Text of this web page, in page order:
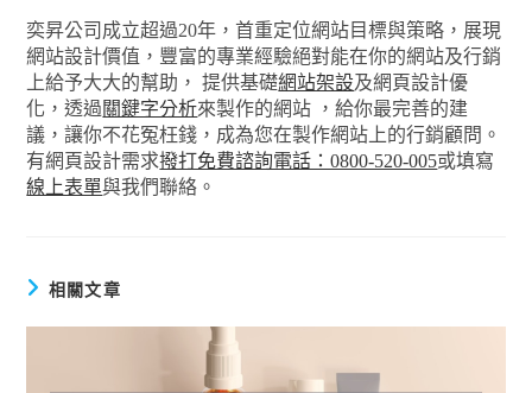
奕昇公司成立超過20年，首重定位網站目標與策略，展現
網站設計價值，豐富的專業經驗絕對能在你的網站及行銷
上給予大大的幫助， 提供基礎網站架設及網頁設計優
化，透過關鍵字分析來製作的網站 ，給你最完善的建
議，讓你不花冤枉錢，成為您在製作網站上的行銷顧問。
有網頁設計需求撥打免費諮詢電話：0800-520-005或填寫
線上表單與我們聯絡。
相關文章